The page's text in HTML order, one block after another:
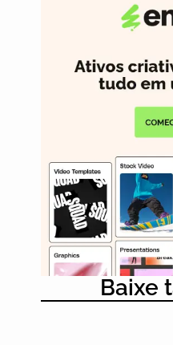
Baixe